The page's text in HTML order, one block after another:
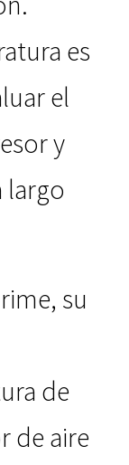
es
el
y
largo
su
de
de aire